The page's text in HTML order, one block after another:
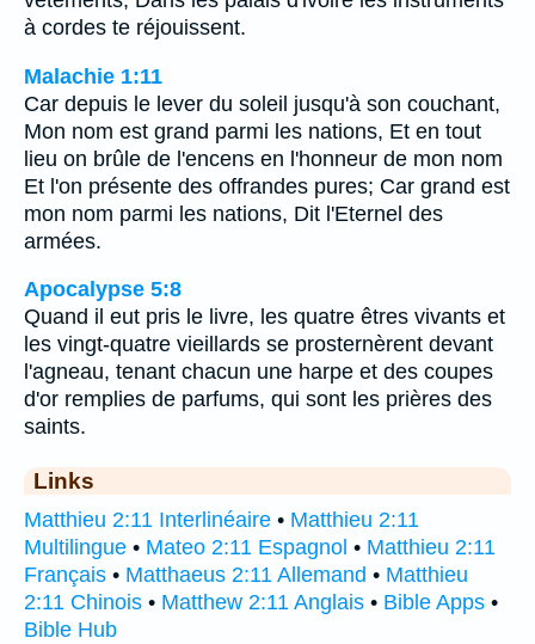
à cordes te réjouissent.
Malachie 1:11
Car depuis le lever du soleil jusqu'à son couchant,
Mon nom est grand parmi les nations, Et en tout
lieu on brûle de l'encens en l'honneur de mon nom
Et l'on présente des offrandes pures; Car grand est
mon nom parmi les nations, Dit l'Eternel des
armées.
Apocalypse 5:8
Quand il eut pris le livre, les quatre êtres vivants et
les vingt-quatre vieillards se prosternèrent devant
l'agneau, tenant chacun une harpe et des coupes
d'or remplies de parfums, qui sont les prières des
saints.
Links
Matthieu 2:11 Interlinéaire • Matthieu 2:11
Multilingue • Mateo 2:11 Espagnol • Matthieu 2:11
Français • Matthaeus 2:11 Allemand • Matthieu
2:11 Chinois • Matthew 2:11 Anglais • Bible Apps •
Bible Hub